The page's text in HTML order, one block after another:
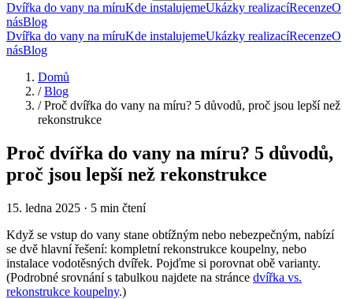
Dvířka do vany na míruKde instalujemeUkázky realizacíRecenzeO
násBlog
Dvířka do vany na míruKde instalujemeUkázky realizacíRecenzeO
násBlog
Domů
/ Blog
/ Proč dvířka do vany na míru? 5 důvodů, proč jsou lepší než
rekonstrukce
Proč dvířka do vany na míru? 5 důvodů,
proč jsou lepší než rekonstrukce
15. ledna 2025 · 5 min čtení
Když se vstup do vany stane obtížným nebo nebezpečným, nabízí
se dvě hlavní řešení: kompletní rekonstrukce koupelny, nebo
instalace vodotěsných dvířek. Pojďme si porovnat obě varianty.
(Podrobné srovnání s tabulkou najdete na stránce dvířka vs.
rekonstrukce koupelny.)